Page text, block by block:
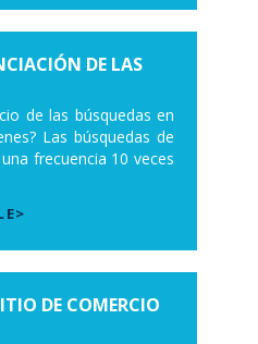
DE LAS
de las búsquedas en
Las búsquedas de
frecuencia 10 veces
DE COMERCIO